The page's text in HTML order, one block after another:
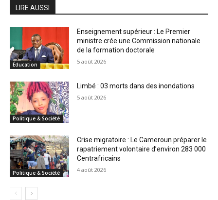
LIRE AUSSI
Éducation
Enseignement supérieur : Le Premier
ministre crée une Commission nationale
de la formation doctorale
5 août 2026
Politique & Société
Limbé : 03 morts dans des inondations
5 août 2026
Politique & Société
Crise migratoire : Le Cameroun préparer le
rapatriement volontaire d’environ 283 000
Centrafricains
4 août 2026